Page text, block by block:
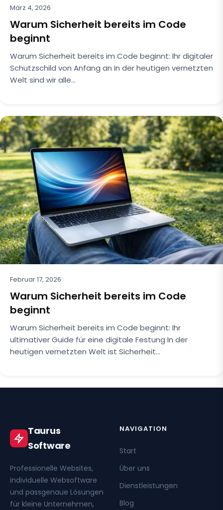
März 4, 2026
Warum Sicherheit bereits im Code
beginnt
Warum Sicherheit bereits im Code beginnt: Ihr digitaler
Schutzschild von Anfang an In der heutigen vernetzten
Welt sind wir alle…
Februar 17, 2026
Warum Sicherheit bereits im Code
beginnt
Warum Sicherheit bereits im Code beginnt: Ihr
ultimativer Guide für eine digitale Festung In der
heutigen vernetzten Welt ist Sicherheit…
Taurus
Software
Professionelle Websites,
individuelle Websoftware
und passgenaue Lösungen
für kleine Unternehmen,
NAVIGATION
Start
Über uns
Dienstleistungen
Blog